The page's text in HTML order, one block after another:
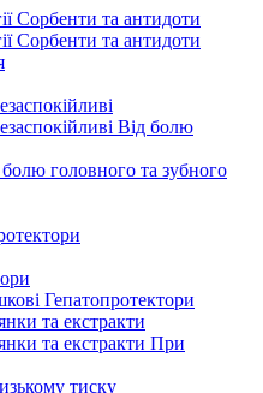
Сорбенти та антидоти
Сорбенти та антидоти
Від болю
головного та зубного
Гепатопротектори
та екстракти
та екстракти При
тиску